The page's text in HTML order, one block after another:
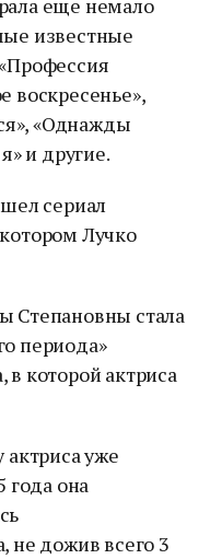
еще немало
известные
воскресенье»,
«Однажды
и другие.
сериал
Лучко
Степановны стала
периода»
которой актриса
актриса уже
года она
не дожив всего 3